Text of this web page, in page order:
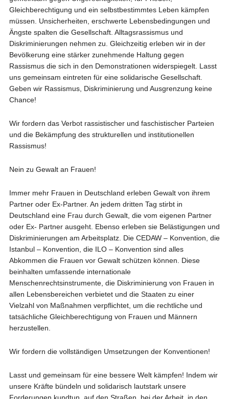
Gleichberechtigung und ein selbstbestimmtes Leben kämpfen
müssen. Unsicherheiten, erschwerte Lebensbedingungen und
Ängste spalten die Gesellschaft. Alltagsrassismus und
Diskriminierungen nehmen zu. Gleichzeitig erleben wir in der
Bevölkerung eine stärker zunehmende Haltung gegen
Rassismus die sich in den Demonstrationen widerspiegelt. Lasst
uns gemeinsam eintreten für eine solidarische Gesellschaft.
Geben wir Rassismus, Diskriminierung und Ausgrenzung keine
Chance!
Wir fordern das Verbot rassistischer und faschistischer Parteien
und die Bekämpfung des strukturellen und institutionellen
Rassismus!
Nein zu Gewalt an Frauen!
Immer mehr Frauen in Deutschland erleben Gewalt von ihrem
Partner oder Ex-Partner. An jedem dritten Tag stirbt in
Deutschland eine Frau durch Gewalt, die vom eigenen Partner
oder Ex- Partner ausgeht. Ebenso erleben sie Belästigungen und
Diskriminierungen am Arbeitsplatz. Die CEDAW – Konvention, die
Istanbul – Konvention, die ILO – Konvention sind alles
Abkommen die Frauen vor Gewalt schützen können. Diese
beinhalten umfassende internationale
Menschenrechtsinstrumente, die Diskriminierung von Frauen in
allen Lebensbereichen verbietet und die Staaten zu einer
Vielzahl von Maßnahmen verpflichtet, um die rechtliche und
tatsächliche Gleichberechtigung von Frauen und Männern
herzustellen.
Wir fordern die vollständigen Umsetzungen der Konventionen!
Lasst und gemeinsam für eine bessere Welt kämpfen! Indem wir
unsere Kräfte bündeln und solidarisch lautstark unsere